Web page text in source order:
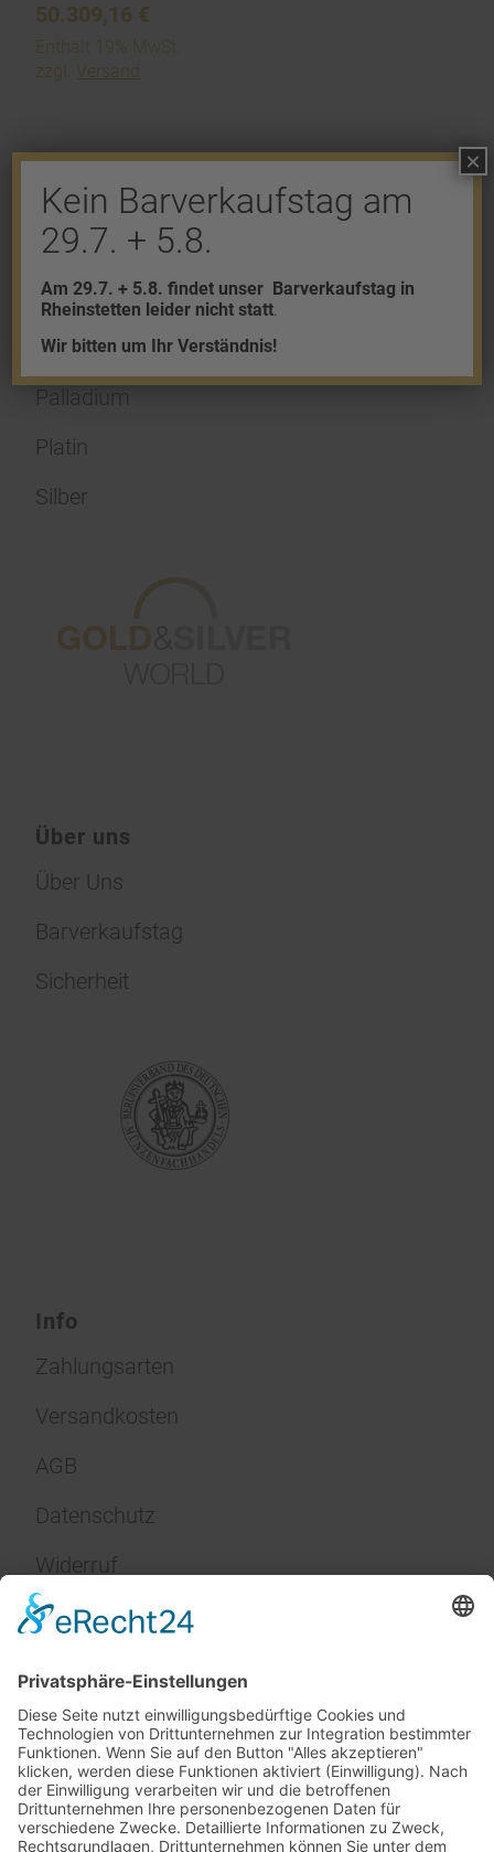
50.309,16 €
Enthält 19% MwSt.
zzgl.
Versand
Shop
Gold
Granalien
Palladium
Platin
Silber
Über uns
Über Uns
Barverkaufstag
Sicherheit
Info
Zahlungsarten
Versandkosten
AGB
Datenschutz
Widerruf
Impressum
Service
FAQ
Kein Barverkaufstag am
29.7. + 5.8.
Am 29.7. + 5.8. findet unser Barverkaufstag in
Rheinstetten leider nicht statt.
Wir bitten um Ihr Verständnis!
×